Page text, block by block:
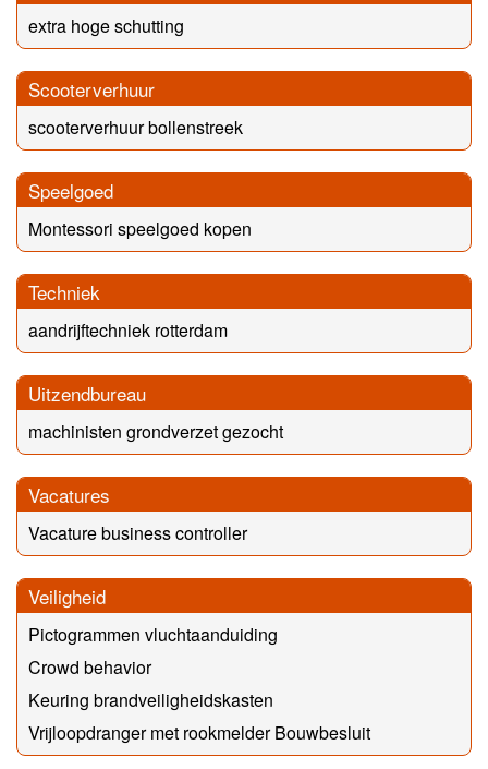
extra hoge schutting
Scooterverhuur
scooterverhuur bollenstreek
Speelgoed
Montessori speelgoed kopen
Techniek
aandrijftechniek rotterdam
Uitzendbureau
machinisten grondverzet gezocht
Vacatures
Vacature business controller
Veiligheid
Pictogrammen vluchtaanduiding
Crowd behavior
Keuring brandveiligheidskasten
Vrijloopdranger met rookmelder Bouwbesluit